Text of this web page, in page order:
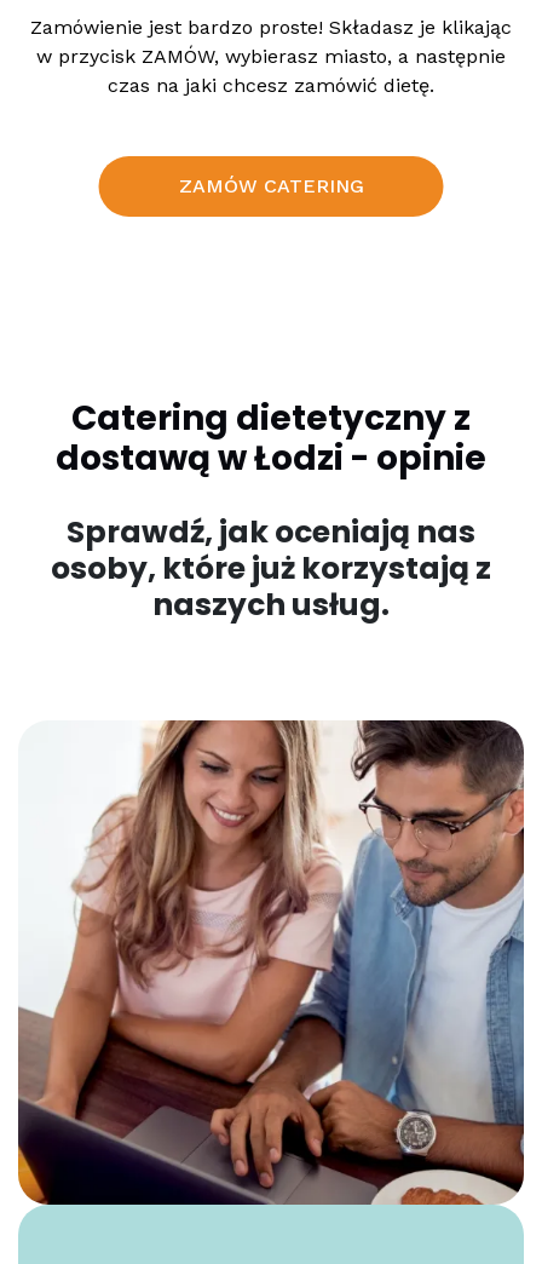
Zamówienie jest bardzo proste! Składasz je klikając
w przycisk ZAMÓW, wybierasz miasto, a następnie
czas na jaki chcesz zamówić dietę.
ZAMÓW CATERING
Catering dietetyczny z
dostawą w Łodzi - opinie
Sprawdź, jak oceniają nas
osoby, które już korzystają z
naszych usług.